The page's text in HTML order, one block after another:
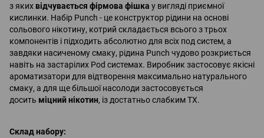
з яких відчувається фірмова фішка у вигляді приємної
кислинки. Набір Punch - це конструктор рідини на основі
сольового нікотину, котрий складається всього з трьох
компонентів і підходить абсолютно для всіх под систем, а
завдяки насиченому смаку, рідина Punch чудово розкриється
навіть на застарілих Pod системах. Виробник застосовує якісні
ароматизатори для відтворення максимально натурального
смаку, а для ще більшої насолоди застосовується
досить міцний нікотин, із достатньо слабким ТХ.
Склад набору: